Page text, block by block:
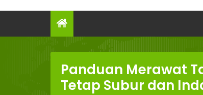
Panduan Merawat
Tetap Subur dan